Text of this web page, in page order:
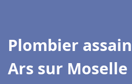
Plombier
Ars sur Moselle